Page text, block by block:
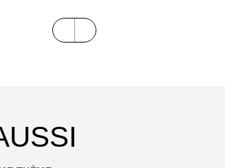
oiseaux, ornithologues en
introduction signée par un